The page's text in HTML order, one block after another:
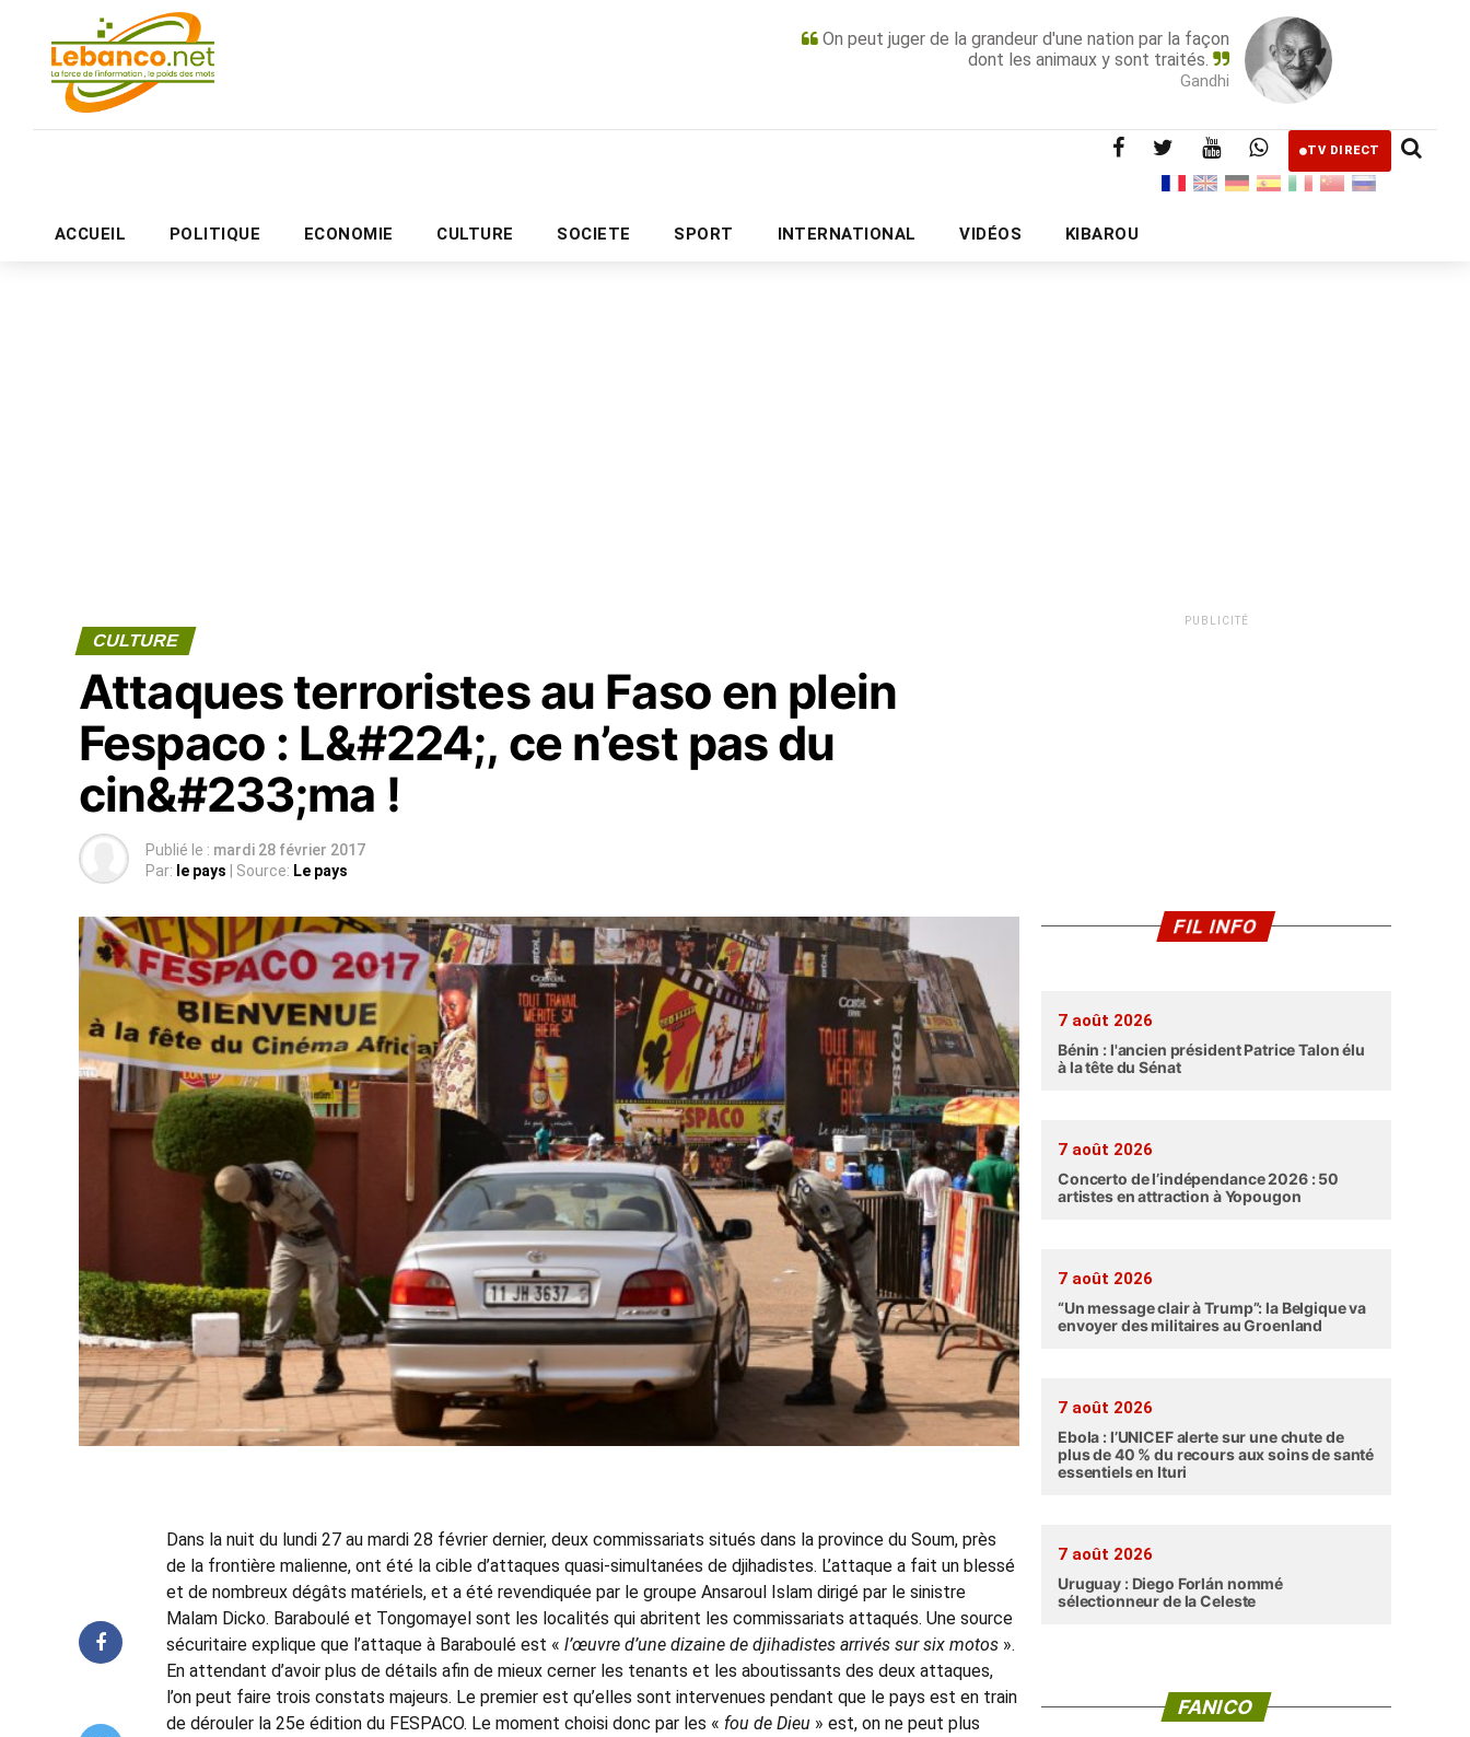
On peut juger de la grandeur d'une nation par la façon
dont les animaux y sont traités.
Gandhi
TV DIRECT
ACCUEIL POLITIQUE ECONOMIE CULTURE SOCIETE SPORT INTERNATIONAL VIDÉOS KIBAROU
PUBLICITÉ
CULTURE
Attaques terroristes au Faso en plein
Fespaco : L&#224;, ce n’est pas du
cin&#233;ma !
Publié le : mardi 28 février 2017
Par: le pays | Source: Le pays
Dans la nuit du lundi 27 au mardi 28 février dernier, deux commissariats situés dans la province du Soum, près
de la frontière malienne, ont été la cible d’attaques quasi-simultanées de djihadistes. L’attaque a fait un blessé
et de nombreux dégâts matériels, et a été revendiquée par le groupe Ansaroul Islam dirigé par le sinistre
Malam Dicko. Baraboulé et Tongomayel sont les localités qui abritent les commissariats attaqués. Une source
sécuritaire explique que l’attaque à Baraboulé est « l’œuvre d’une dizaine de djihadistes arrivés sur six motos ».
En attendant d’avoir plus de détails afin de mieux cerner les tenants et les aboutissants des deux attaques,
l’on peut faire trois constats majeurs. Le premier est qu’elles sont intervenues pendant que le pays est en train
de dérouler la 25e édition du FESPACO. Le moment choisi donc par les « fou de Dieu » est, on ne peut plus
PUBLICITÉ
FIL INFO
7 août 2026
Bénin : l'ancien président Patrice Talon élu
à la tête du Sénat
7 août 2026
Concerto de l’indépendance 2026 : 50
artistes en attraction à Yopougon
7 août 2026
“Un message clair à Trump”: la Belgique va
envoyer des militaires au Groenland
7 août 2026
Ebola : l’UNICEF alerte sur une chute de
plus de 40 % du recours aux soins de santé
essentiels en Ituri
7 août 2026
Uruguay : Diego Forlán nommé
sélectionneur de la Celeste
FANICO